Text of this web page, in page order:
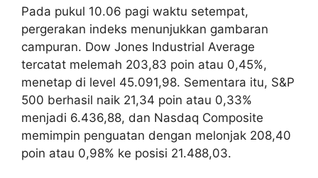
Pada pukul 10.06 pagi waktu setempat,
pergerakan indeks menunjukkan gambaran
campuran. Dow Jones Industrial Average
tercatat melemah 203,83 poin atau 0,45%,
menetap di level 45.091,98. Sementara itu, S&P
500 berhasil naik 21,34 poin atau 0,33%
menjadi 6.436,88, dan Nasdaq Composite
memimpin penguatan dengan melonjak 208,40
poin atau 0,98% ke posisi 21.488,03.